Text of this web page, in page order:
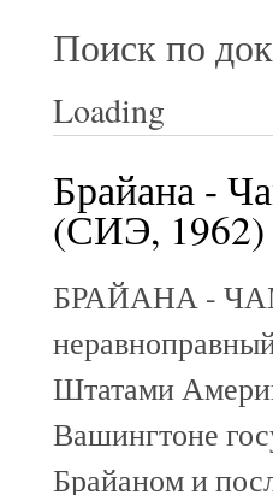
Поиск по
Loading
Брайана -
(СИЭ, 1962)
БРАЙАНА -
Штатами
Вашингтоне
Брайаном и